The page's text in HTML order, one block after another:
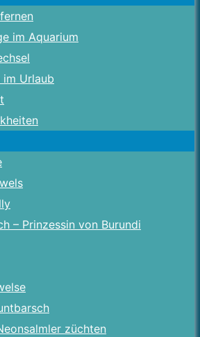
im Aquarium
im Urlaub
– Prinzessin von Burundi
züchten